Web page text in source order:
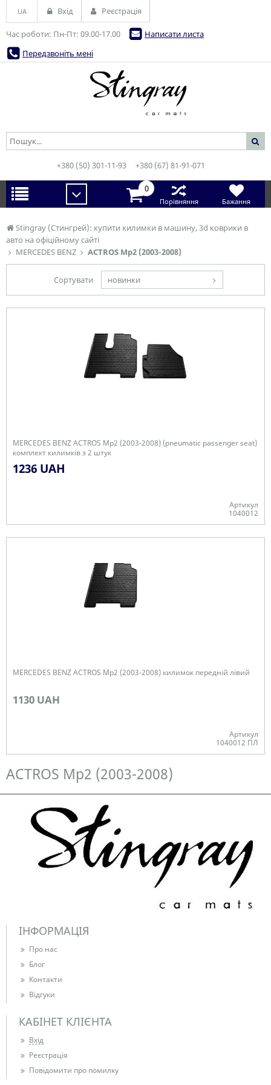
Stingray (Стингрей): купити килимки в машину, 3d коврики в
авто на офіційному сайті
MERCEDES BENZ
ACTROS Mp2 (2003-2008)
Сортувати новинки
MERCEDES BENZ ACTROS Mp2 (2003-2008) (pneumatic passenger seat)
комплект килимків з 2 штук
1236 UAH
Артикул
1040012
MERCEDES BENZ ACTROS Mp2 (2003-2008) килимок передній лівий
1130 UAH
Артикул
1040012 ПЛ
ACTROS Mp2 (2003-2008)
Час роботи: Пн-Пт: 09.00-17.00
Написати листа
Передзвоніть мені
UA Вхід Реєстрація
+380 (50) 301-11-93 +380 (67) 81-91-071
0
Порівняння Бажання
ІНФОРМАЦІЯ
Про нас
Блог
Контакти
Відгуки
КАБІНЕТ КЛІЄНТА
Вхід
Реєстрація
Повідомити про помилку